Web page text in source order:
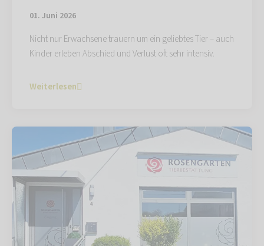
01. Juni 2026
Nicht nur Erwachsene trauern um ein geliebtes Tier – auch
Kinder erleben Abschied und Verlust oft sehr intensiv.
Weiterlesen